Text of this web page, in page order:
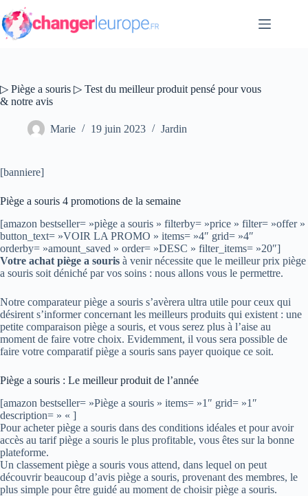
Passer
au
contenu
▷ Piège a souris ▷ Test du meilleur produit pensé pour vous
& notre avis
Marie 19 juin 2023 Jardin
[banniere]
Piège a souris 4 promotions de la semaine
[amazon bestseller= »piège a souris » filterby= »price » filter= »offer »
button_text= »VOIR LA PROMO » items= »4″ grid= »4″
orderby= »amount_saved » order= »DESC » filter_items= »20″]
Votre achat piège a souris à venir nécessite que le meilleur prix piège
a souris soit déniché par vos soins : nous allons vous le permettre.
Notre comparateur piège a souris s’avèrera ultra utile pour ceux qui
désirent s’informer concernant les meilleurs produits qui existent : une
petite comparaison piège a souris, et vous serez plus à l’aise au
moment de faire votre choix. Evidemment, il vous sera possible de
faire votre comparatif piège a souris sans payer quoique ce soit.
Piège a souris : Le meilleur produit de l’année
[amazon bestseller= »Piège a souris » items= »1″ grid= »1″
description= » « ]
Pour acheter piège a souris dans des conditions idéales et pour avoir
accès au tarif piège a souris le plus profitable, vous êtes sur la bonne
plateforme.
Un classement piège a souris vous attend, dans lequel on peut
découvrir beaucoup d’avis piège a souris, provenant des membres, le
plus simple pour être guidé au moment de choisir piège a souris.